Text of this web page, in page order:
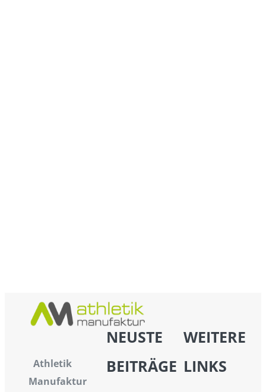
Athletik
Manufaktur
NEUSTE
BEITRÄGE
WEITERE
LINKS